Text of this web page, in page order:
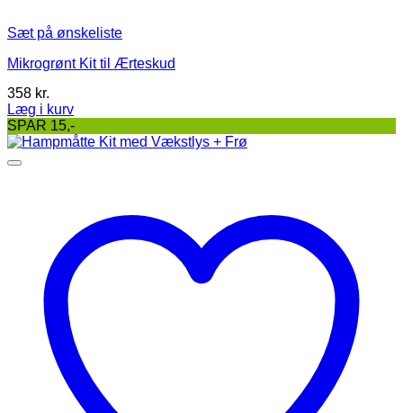
Sæt på ønskeliste
Mikrogrønt Kit til Ærteskud
358 kr.
Læg i kurv
SPAR 15,-